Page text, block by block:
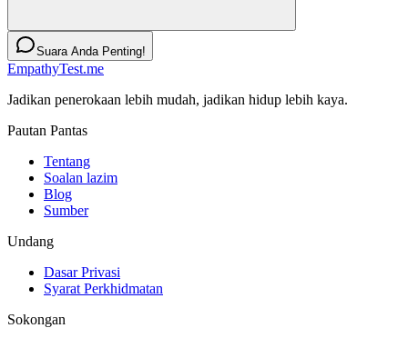
Suara Anda Penting!
EmpathyTest.me
Jadikan penerokaan lebih mudah, jadikan hidup lebih kaya.
Pautan Pantas
Tentang
Soalan lazim
Blog
Sumber
Undang
Dasar Privasi
Syarat Perkhidmatan
Sokongan